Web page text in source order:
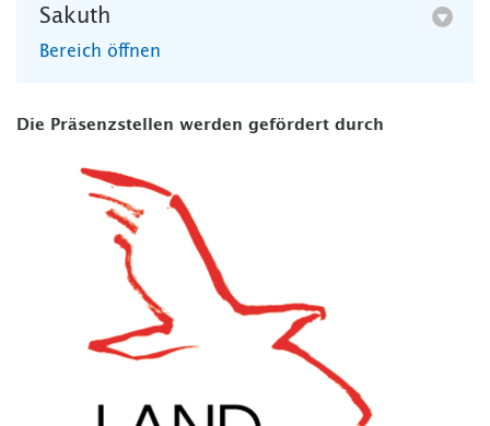
Sakuth
Bereich öffnen
Die Präsenzstellen werden gefördert durch